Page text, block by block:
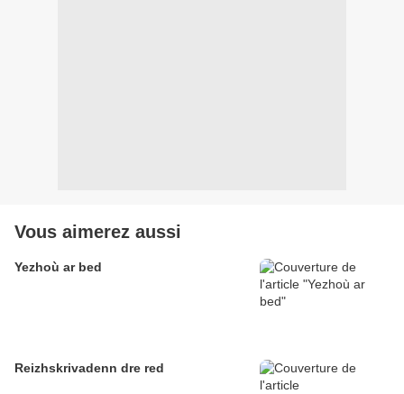
Vous aimerez aussi
Yezhoù ar bed
Reizhskrivadenn dre red